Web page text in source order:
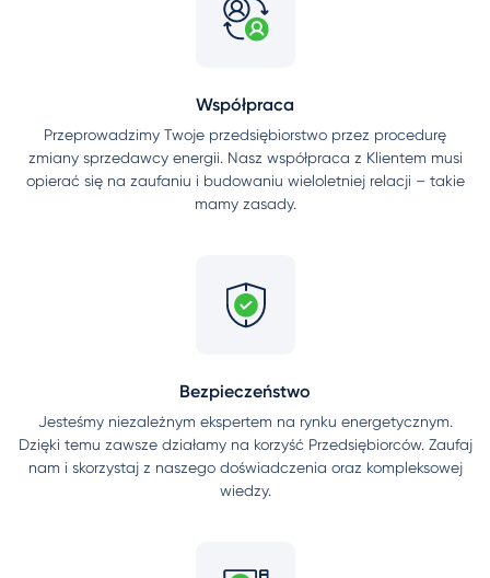
Współpraca
Przeprowadzimy Twoje przedsiębiorstwo przez procedurę
zmiany sprzedawcy energii. Nasz współpraca z Klientem musi
opierać się na zaufaniu i budowaniu wieloletniej relacji – takie
mamy zasady.
Bezpieczeństwo
Jesteśmy niezależnym ekspertem na rynku energetycznym.
Dzięki temu zawsze działamy na korzyść Przedsiębiorców. Zaufaj
nam i skorzystaj z naszego doświadczenia oraz kompleksowej
wiedzy.